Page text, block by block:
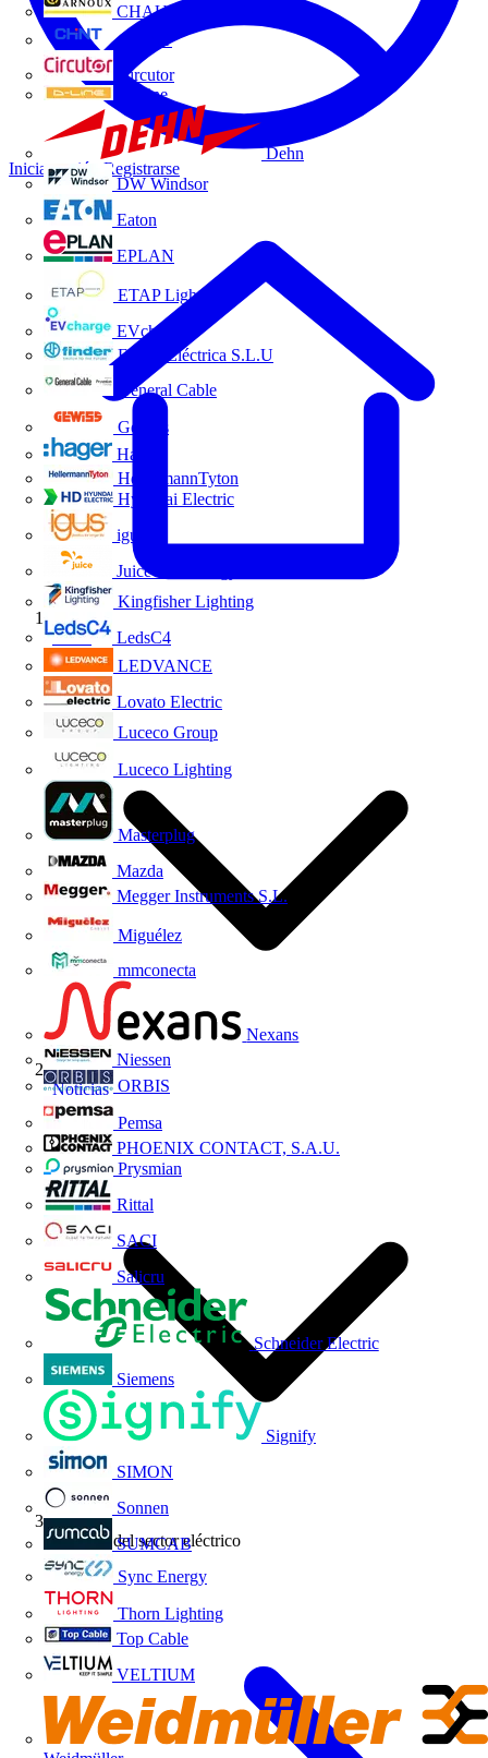
CHAUVIN ARNOUX
CHINT
Circutor
D-Line
Dehn
DW Windsor
Eaton
EPLAN
ETAP Lighting
EVcharge
Finder Eléctrica S.L.U
General Cable
Gewiss
Hager
HellermannTyton
Hyundai Electric
igus
Juice Technology
Kingfisher Lighting
LedsC4
LEDVANCE
Lovato Electric
Luceco Group
Luceco Lighting
Masterplug
Mazda
Megger Instruments S.L.
Miguélez
mmconecta
Nexans
Niessen
ORBIS
Pemsa
PHOENIX CONTACT, S.A.U.
Prysmian
Rittal
SACI
Salicru
Schneider Electric
Siemens
Signify
SIMON
Sonnen
SUMCAB
Sync Energy
Thorn Lighting
Top Cable
VELTIUM
Iniciar sesión Registrarse
Inicio
Noticias
Noticias del sector eléctrico